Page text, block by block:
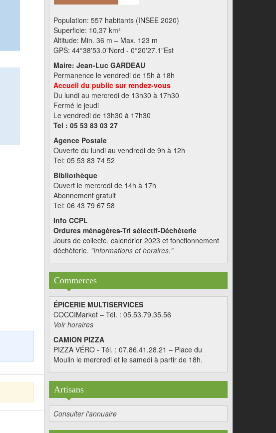
Population: 557 habitants (INSEE 2020)
Superficie: 10,37 km²
Altitude: Min. 36 m – Max. 123 m
GPS: 44°38'53.0"Nord - 0°20'27.1"Est
Maire: Jean-Luc GARDEAU
Permanence le vendredi de 15h à 18h
Accueil du public sur rendez-vous
Du lundi au mercredi de 13h30 à 17h30
Fermé le jeudi
Le vendredi de 13h30 à 17h30
Tel : 05 53 83 03 27
Agence Postale
Ouverte du lundi au vendredi de 9h à 12h
Tel: 05 53 83 74 52
Bibliothèque
Ouvert le mercredi de 14h à 17h
Abonnement gratuit
Tel: 06 43 79 67 58
Info CCPL
Ordures ménagères-Tri sélectif-Déchèterie
Jours de collecte, calendrier 2023 et fonctionnement
déchèterie. "Informations et horaires."
Commerces
ÉPICERIE MULTISERVICES
COCCIMarket – Tél. : 05.53.79.35.56
Voir horaires
CAMION PIZZA
PIZZA VÉRO - Tél. : 07.86.41.28.21 – Place du
Moulin le mercredi et le samedi à partir de 18h.
Artisans
Consulter l'annuaire